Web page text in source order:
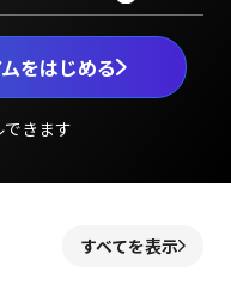
をはじめる
きます
すべてを表示